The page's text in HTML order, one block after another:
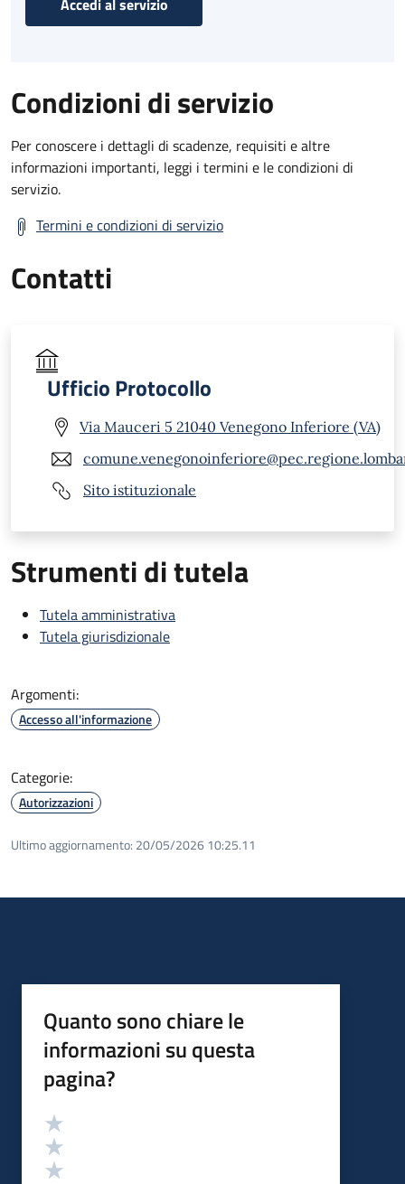
Condizioni di servizio
Per conoscere i dettagli di scadenze, requisiti e altre
informazioni importanti, leggi i termini e le condizioni di
servizio.
Termini e condizioni di servizio
Contatti
Ufficio Protocollo
Via Mauceri 5 21040 Venegono Inferiore (VA)
Sito istituzionale
Strumenti di tutela
Tutela amministrativa
Tutela giurisdizionale
Argomenti:
Accesso all'informazione
Categorie:
Autorizzazioni
Ultimo aggiornamento: 20/05/2026 10:25.11
Quanto sono chiare le
informazioni su questa
pagina?
Valutazione